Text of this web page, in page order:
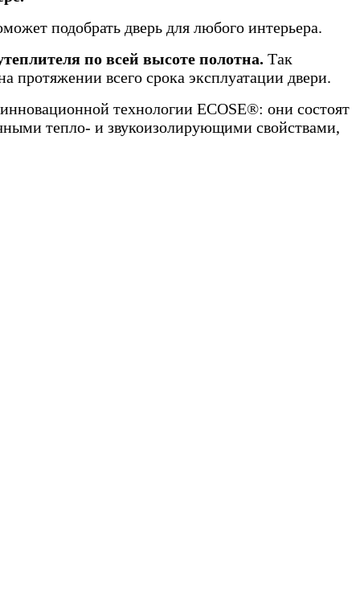
подобрать дверь для любого интерьера.
по всей высоте полотна. Так
протяжении всего срока эксплуатации двери.
технологии ECOSE®: они состоят
тепло- и звукоизолирующими свойствами,